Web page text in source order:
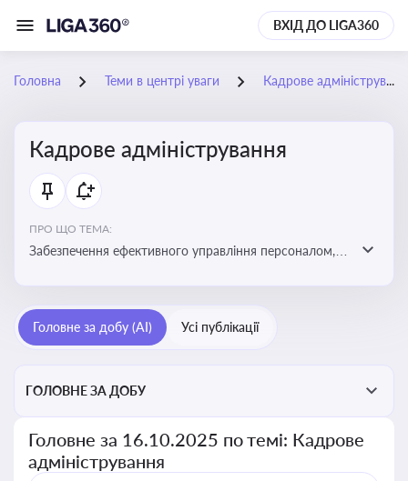
ВХІД ДО LIGA360
Головна Теми в центрі уваги Кадрове адміністрування
Кадрове адміністрування
ПРО ЩО ТЕМА:
Забезпечення ефективного управління персоналом,
Головне за добу (AI) Усі публікації
ГОЛОВНЕ ЗА ДОБУ
Головне за 16.10.2025 по темі: Кадрове
адміністрування